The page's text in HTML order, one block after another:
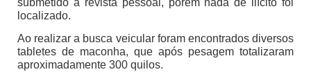
localizado.
Ao realizar a busca veicular foram encontrados diversos
tabletes de maconha, que após pesagem totalizaram
aproximadamente 300 quilos.